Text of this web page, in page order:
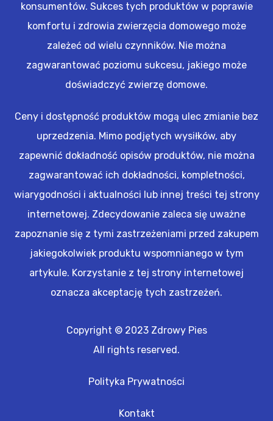
konsumentów. Sukces tych produktów w poprawie
komfortu i zdrowia zwierzęcia domowego może
zależeć od wielu czynników. Nie można
zagwarantować poziomu sukcesu, jakiego może
doświadczyć zwierzę domowe.
Ceny i dostępność produktów mogą ulec zmianie bez
uprzedzenia. Mimo podjętych wysiłków, aby
zapewnić dokładność opisów produktów, nie można
zagwarantować ich dokładności, kompletności,
wiarygodności i aktualności lub innej treści tej strony
internetowej. Zdecydowanie zaleca się uważne
zapoznanie się z tymi zastrzeżeniami przed zakupem
jakiegokolwiek produktu wspomnianego w tym
artykule. Korzystanie z tej strony internetowej
oznacza akceptację tych zastrzeżeń.
Copyright © 2023 Zdrowy Pies
All rights reserved.
Polityka Prywatności
Kontakt